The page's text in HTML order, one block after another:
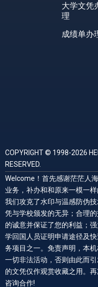
大学文凭
理
成绩单办
COPYRIGHT © 1998-2026
RESERVED.
Welcome！首先感谢茫茫人
业务，补办和和原来一模一
我们攻克了水印与温感防伪
凭与学校颁发的无异；合理
的诚意并保证了您的利益；
学回国人员证明申请途径及
务项目之一。免责声明，本
一切非法活动，否则由此而
的文凭仅作观赏收藏之用。
咨询合作!